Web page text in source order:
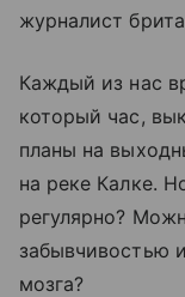
журналист
Каждый из нас
который час,
планы на
на реке Калке.
регулярно?
забывчивостью
мозга?